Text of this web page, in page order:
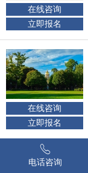
在线咨询
立即报名
在线咨询
立即报名
电话咨询